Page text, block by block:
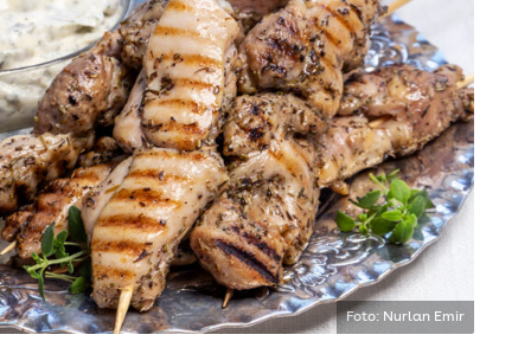
Foto: Nurlan Emir